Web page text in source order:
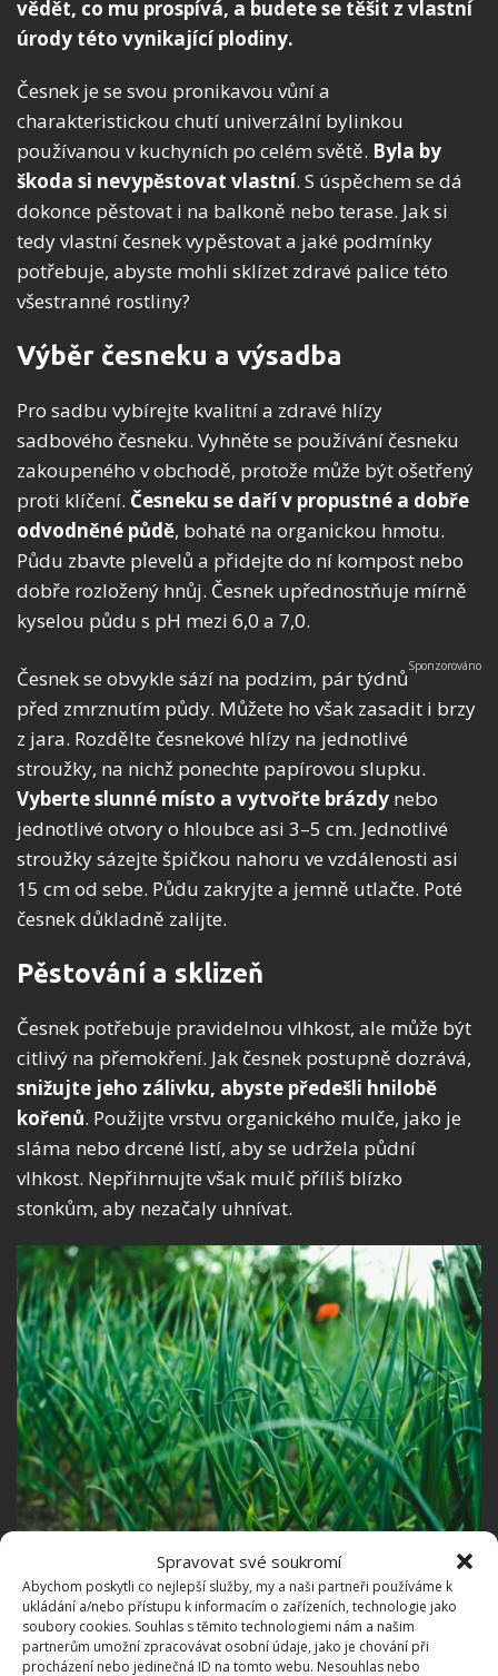
Spravovat své soukromí
Abychom poskytli co nejlepší služby, my a naši partneři používáme k
ukládání a/nebo přístupu k informacím o zařízeních, technologie jako
soubory cookies. Souhlas s těmito technologiemi nám a našim
partnerům umožní zpracovávat osobní údaje, jako je chování při
procházení nebo jedinečná ID na tomto webu. Nesouhlas nebo
vědět, co mu prospívá, a budete se těšit z vlastní
úrody této vynikající plodiny.
Česnek je se svou pronikavou vůní a
charakteristickou chutí univerzální bylinkou
používanou v kuchyních po celém světě. Byla by
škoda si nevypěstovat vlastní. S úspěchem se dá
dokonce pěstovat i na balkoně nebo terase. Jak si
tedy vlastní česnek vypěstovat a jaké podmínky
potřebuje, abyste mohli sklízet zdravé palice této
všestranné rostliny?
Výběr česneku a výsadba
Pro sadbu vybírejte kvalitní a zdravé hlízy
sadbového česneku. Vyhněte se používání česneku
zakoupeného v obchodě, protože může být ošetřený
proti klíčení. Česneku se daří v propustné a dobře
odvodněné půdě, bohaté na organickou hmotu.
Půdu zbavte plevelů a přidejte do ní kompost nebo
dobře rozložený hnůj. Česnek upřednostňuje mírně
kyselou půdu s pH mezi 6,0 a 7,0.
Česnek se obvykle sází na podzim, pár týdnů
před zmrznutím půdy. Můžete ho však zasadit i brzy
z jara. Rozdělte česnekové hlízy na jednotlivé
stroužky, na nichž ponechte papírovou slupku.
Vyberte slunné místo a vytvořte brázdy nebo
jednotlivé otvory o hloubce asi 3–5 cm. Jednotlivé
stroužky sázejte špičkou nahoru ve vzdálenosti asi
15 cm od sebe. Půdu zakryjte a jemně utlačte. Poté
česnek důkladně zalijte.
Pěstování a sklizeň
Česnek potřebuje pravidelnou vlhkost, ale může být
citlivý na přemokření. Jak česnek postupně dozrává,
snižujte jeho zálivku, abyste předešli hnilobě
kořenů. Použijte vrstvu organického mulče, jako je
sláma nebo drcené listí, aby se udržela půdní
vlhkost. Nepřihrnujte však mulč příliš blízko
stonkům, aby nezačaly uhnívat.
Česnek je žrout živin. Přihnojte ho tedy vyváženým
hnojivem přibližně měsíc po výsadbě. Hnojení